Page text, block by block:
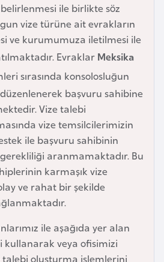
ile birlikte söz
vize türüne ait evrakların
ve kurumumuza iletilmesi ile
Evraklar Meksika
sırasında konsolosluğun
başvuru sahibine
Vize talebi
vize temsilcilerimizin
ile başvuru sahibinin
aranmamaktadır. Bu
karmaşık vize
ve rahat bir şekilde
ile aşağıda yer alan
veya ofisimizi
oluşturma işlemlerini